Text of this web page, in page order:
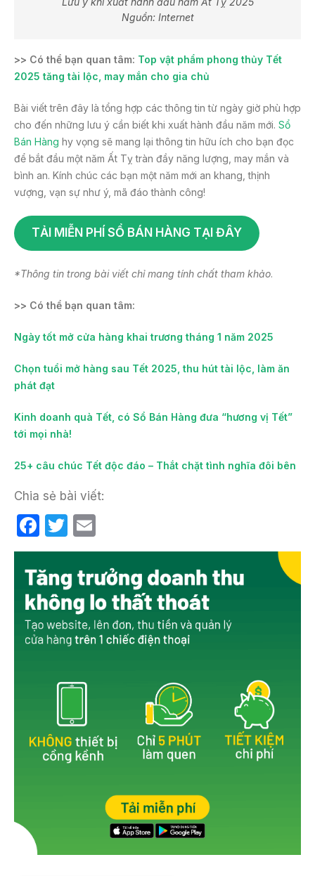
Nguồn: Internet
>> Có thể bạn quan tâm: Top vật phẩm phong thủy Tết
2025 tăng tài lộc, may mắn cho gia chủ
Bài viết trên đây là tổng hợp các thông tin từ ngày giờ phù hợp
cho đến những lưu ý cần biết khi xuất hành đầu năm mới. Sổ
Bán Hàng hy vọng sẽ mang lại thông tin hữu ích cho bạn đọc
để bắt đầu một năm Ất Tỵ tràn đầy năng lượng, may mắn và
bình an. Kính chúc các bạn một năm mới an khang, thịnh
vượng, vạn sự như ý, mã đáo thành công!
TẢI MIỄN PHÍ SỔ BÁN HÀNG TẠI ĐÂY
*Thông tin trong bài viết chỉ mang tính chất tham khảo.
>> Có thể bạn quan tâm:
Ngày tốt mở cửa hàng khai trương tháng 1 năm 2025
Chọn tuổi mở hàng sau Tết 2025, thu hút tài lộc, làm ăn
phát đạt
Kinh doanh quà Tết, có Sổ Bán Hàng đưa “hương vị Tết”
tới mọi nhà!
25+ câu chúc Tết độc đáo – Thắt chặt tình nghĩa đôi bên
Chia sẻ bài viết:
F
a
c
e
b
o
T
w
itt
er
m
ail